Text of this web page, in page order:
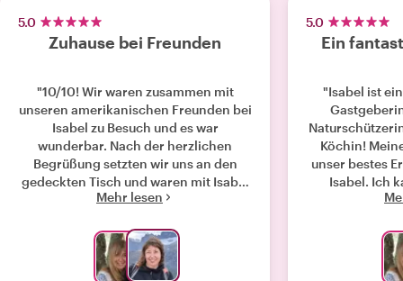
5.0
Zuhause bei Freunden
"10/10! Wir waren zusammen mit
unseren amerikanischen Freunden bei
Isabel zu Besuch und es war
wunderbar. Nach der herzlichen
Begrüßung setzten wir uns an den
gedeckten Tisch und waren mit Isabel
sofort in interessante Gespräche
Energie, ist eine perfekte Gastgeberin
und neben herrlichem Essen haben
wir von ihr viel über Portugal ,
Mehr lesen
5.0
Ein
"Isabel ist
Köchin!
unser bestes
Isabel. Ich
empfehlen,
Unterhaltung.
nächsten